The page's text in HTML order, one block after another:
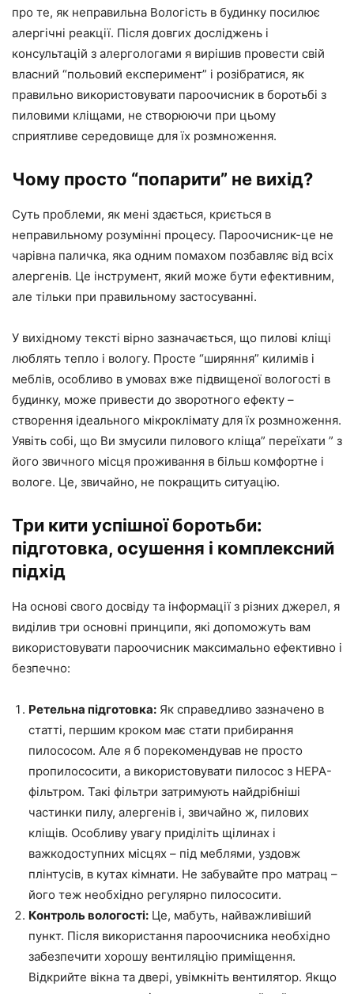
про те, як неправильна Вологість в будинку посилює
алергічні реакції. Після довгих досліджень і
консультацій з алергологами я вирішив провести свій
власний “польовий експеримент” і розібратися, як
правильно використовувати пароочисник в боротьбі з
пиловими кліщами, не створюючи при цьому
сприятливе середовище для їх розмноження.
Чому просто “попарити” не вихід?
Суть проблеми, як мені здається, криється в
неправильному розумінні процесу. Пароочисник-це не
чарівна паличка, яка одним помахом позбавляє від всіх
алергенів. Це інструмент, який може бути ефективним,
але тільки при правильному застосуванні.
У вихідному тексті вірно зазначається, що пилові кліщі
люблять тепло і вологу. Просте “ширяння” килимів і
меблів, особливо в умовах вже підвищеної вологості в
будинку, може привести до зворотного ефекту –
створення ідеального мікроклімату для їх розмноження.
Уявіть собі, що Ви змусили пилового кліща” переїхати ” з
його звичного місця проживання в більш комфортне і
вологе. Це, звичайно, не покращить ситуацію.
Три кити успішної боротьби:
підготовка, осушення і комплексний
підхід
На основі свого досвіду та інформації з різних джерел, я
виділив три основні принципи, які допоможуть вам
використовувати пароочисник максимально ефективно і
безпечно:
Ретельна підготовка: Як справедливо зазначено в
статті, першим кроком має стати прибирання
пилососом. Але я б порекомендував не просто
пропилососити, а використовувати пилосос з HEPA-
фільтром. Такі фільтри затримують найдрібніші
частинки пилу, алергенів і, звичайно ж, пилових
кліщів. Особливу увагу приділіть щілинах і
важкодоступних місцях – під меблями, уздовж
плінтусів, в кутах кімнати. Не забувайте про матрац –
його теж необхідно регулярно пилососити.
Контроль вологості: Це, мабуть, найважливіший
пункт. Після використання пароочисника необхідно
забезпечити хорошу вентиляцію приміщення.
Відкрийте вікна та двері, увімкніть вентилятор. Якщо